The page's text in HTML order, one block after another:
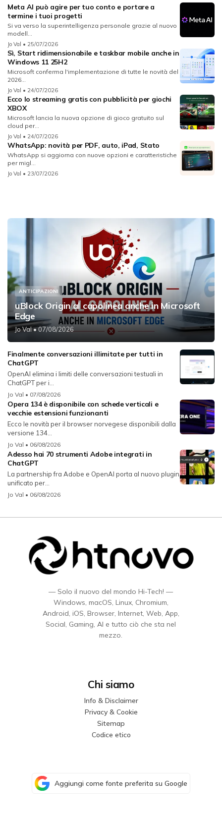
Meta AI può agire per tuo conto e portare a
termine i tuoi progetti
Si va verso la superintelligenza personale grazie al nuovo
modell...
Jo Val • 25/07/2026
Sì, Start ridimensionabile e taskbar mobile anche in
Windows 11 25H2
Microsoft conferma l'implementazione di tutte le novità del
2026...
Jo Val • 24/07/2026
Ecco lo streaming gratis con pubblicità per giochi
XBOX
Microsoft lancia la nuova opzione di gioco gratuito sul
cloud per...
Jo Val • 24/07/2026
WhatsApp: novità per PDF, auto, iPad, Stato
WhatsApp si aggiorna con nuove opzioni e caratteristiche
per migl...
Jo Val • 23/07/2026
ANTICIPAZIONI
uBlock Origin al capolinea anche in Microsoft
Edge
Jo Val• 07/08/2026
Finalmente conversazioni illimitate per tutti in
ChatGPT
OpenAI elimina i limiti delle conversazioni testuali in
ChatGPT per i...
Jo Val • 07/08/2026
Opera 134 è disponibile con schede verticali e
vecchie estensioni funzionanti
Ecco le novità per il browser norvegese disponibili dalla
versione 134...
Jo Val • 06/08/2026
Adesso hai 70 strumenti Adobe integrati in
ChatGPT
La partnership fra Adobe e OpenAI porta al nuovo plugin
unificato per...
Jo Val • 06/08/2026
— Solo il nuovo del mondo Hi-Tech! —
Windows, macOS, Linux, Chromium,
Android, iOS, Browser, Internet, Web, App,
Social, Gaming, AI e tutto ciò che sta nel
mezzo.
Chi siamo
Info & Disclaimer
Privacy & Cookie
Sitemap
Codice etico
Aggiungi come fonte preferita su Google